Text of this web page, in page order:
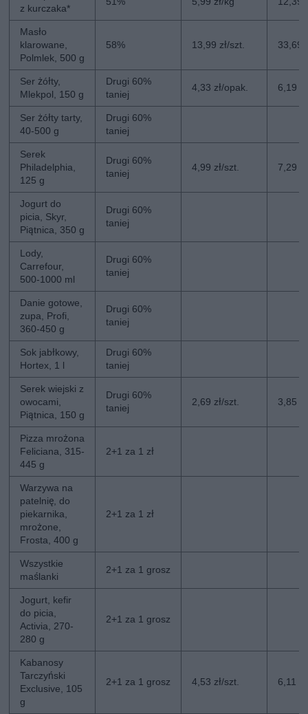
z kurczaka*
Masło
klarowane,
Polmlek, 500 g
58% 13,99 zł/szt. 33,69
Ser żółty,
Mlekpol, 150 g
Drugi 60%
taniej
4,33 zł/opak. 6,19
Ser żółty tarty,
40-500 g
Drugi 60%
taniej
Serek
Philadelphia,
125 g
Drugi 60%
taniej
4,99 zł/szt. 7,29
Jogurt do
picia, Skyr,
Piątnica, 350 g
Drugi 60%
taniej
Lody,
Carrefour,
500-1000 ml
Drugi 60%
taniej
Danie gotowe,
zupa, Profi,
360-450 g
Drugi 60%
taniej
Sok jabłkowy,
Hortex, 1 l
Drugi 60%
taniej
Serek wiejski z
owocami,
Piątnica, 150 g
Drugi 60%
taniej
2,69 zł/szt. 3,85
Pizza mrożona
Feliciana, 315-
445 g
2+1 za 1 zł
Warzywa na
patelnię, do
piekarnika,
mrożone,
Frosta, 400 g
2+1 za 1 zł
Wszystkie
maślanki
2+1 za 1 grosz
Jogurt, kefir
do picia,
Activia, 270-
280 g
2+1 za 1 grosz
Kabanosy
Tarczyński
Exclusive, 105
g
2+1 za 1 grosz 4,53 zł/szt. 6,11